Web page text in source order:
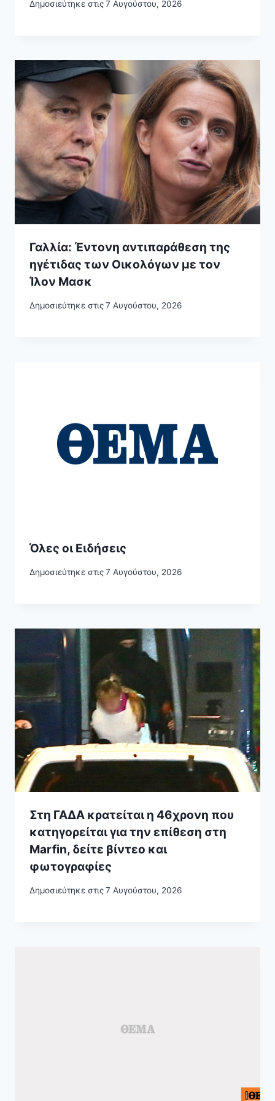
Δημοσιεύτηκε στις7 Αυγούστου, 2026
Γαλλία: Έντονη αντιπαράθεση της
ηγέτιδας των Οικολόγων με τον
Ίλον Μασκ
Δημοσιεύτηκε στις7 Αυγούστου, 2026
Όλες οι Ειδήσεις
Δημοσιεύτηκε στις7 Αυγούστου, 2026
Στη ΓΑΔΑ κρατείται η 46χρονη που
κατηγορείται για την επίθεση στη
Marfin, δείτε βίντεο και
φωτογραφίες
Δημοσιεύτηκε στις7 Αυγούστου, 2026